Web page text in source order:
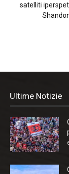
satelliti
Ultime Notizie